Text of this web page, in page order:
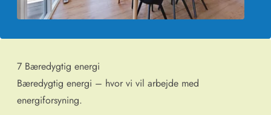
7 Bæredygtig energi
Bæredygtig energi – hvor vi vil arbejde med
energiforsyning.